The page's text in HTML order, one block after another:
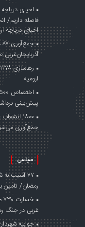
احیای دریاچه
فاصله داریم/
احیای دریاچه
ارومیه
پیش‌بینی
۱۸۰۰
جمع‌آوری
سیاسی
۷۷ آسیب
رمضان/ تامین
غربی در جنگ‌
جوابیه